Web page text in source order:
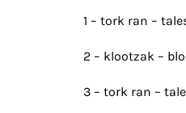
1 – tork ran –
2 – klootzak –
3 – tork ran –